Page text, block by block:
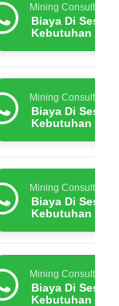
Mining Consultants
Biaya Di
Kebutuhan
Mining Consultants
Biaya Di
Kebutuhan
Mining Consultants
Biaya Di
Kebutuhan
Mining Consultants
Biaya Di
Kebutuhan